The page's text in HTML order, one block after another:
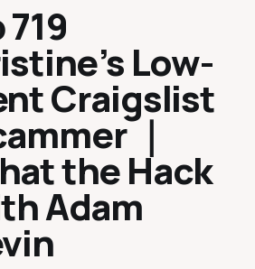
719
Low-
Craigslist
｜
the Hack
Adam